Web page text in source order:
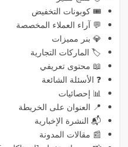
🎟️ كوبونات التخفيض
💬 آراء العملاء المخصصة
💎 بنر مميزات
🏷️ الماركات التجارية
📖 محتوى تعريفي
❓ الأسئلة الشائعة
📊 إحصائيات
📍 العنوان على الخريطة
📬 النشرة الإخبارية
📰 مقالات المدونة